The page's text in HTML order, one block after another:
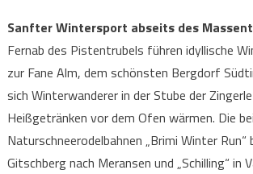
Sanfter Wintersport abseits des
Fernab des Pistentrubels führen idyllische
zur Fane Alm, dem schönsten Bergdorf
sich Winterwanderer in der Stube der
Heißgetränken vor dem Ofen wärmen. Die
Naturschneerodelbahnen „Brimi Winter
Gitschberg nach Meransen und „Schilling“ in